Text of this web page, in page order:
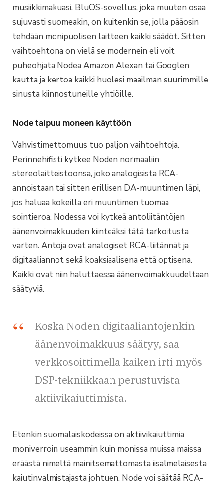
musiikkimakuasi. BluOS-sovellus, joka muuten osaa
sujuvasti suomeakin, on kuitenkin se, jolla pääosin
tehdään monipuolisen laitteen kaikki säädöt. Sitten
vaihtoehtona on vielä se modernein eli voit
puheohjata Nodea Amazon Alexan tai Googlen
kautta ja kertoa kaikki huolesi maailman suurimmille
sinusta kiinnostuneille yhtiöille.
Node taipuu moneen käyttöön
Vahvistimettomuus tuo paljon vaihtoehtoja.
Perinnehifisti kytkee Noden normaaliin
stereolaitteistoonsa, joko analogisista RCA-
annoistaan tai sitten erillisen DA-muuntimen läpi,
jos haluaa kokeilla eri muuntimen tuomaa
sointieroa. Nodessa voi kytkeä antoliitäntöjen
äänenvoimakkuuden kiinteäksi tätä tarkoitusta
varten. Antoja ovat analogiset RCA-liitännät ja
digitaaliannot sekä koaksiaalisena että optisena.
Kaikki ovat niin haluttaessa äänenvoimakkuudeltaan
säätyviä.
Koska Noden digitaaliantojenkin
äänenvoimakkuus säätyy, saa
verkkosoittimella kaiken irti myös
DSP-tekniikkaan perustuvista
aktiivikaiuttimista.
Etenkin suomalaiskodeissa on aktiivikaiuttimia
moniverroin useammin kuin monissa muissa maissa
eräästä nimeltä mainitsemattomasta iisalmelaisesta
kaiutinvalmistajasta johtuen. Node voi säätää RCA-